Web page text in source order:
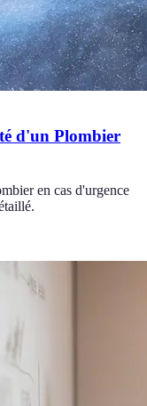
d'un Plombier
en cas d'urgence